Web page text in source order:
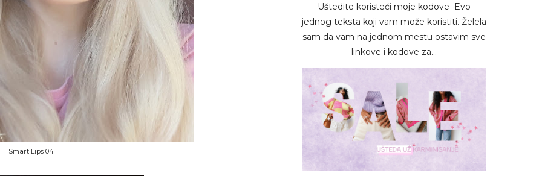
Smart Lips 04
Uštedite koristeći moje kodove Evo
jednog teksta koji vam može koristiti. Želela
sam da vam na jednom mestu ostavim sve
linkove i kodove za...